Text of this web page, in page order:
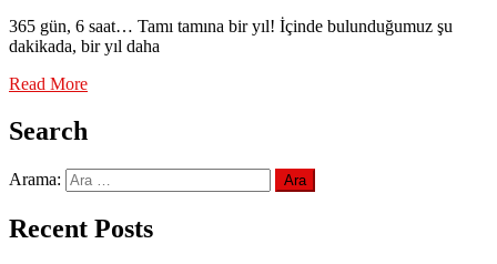
365 gün, 6 saat… Tamı tamına bir yıl! İçinde bulunduğumuz şu
dakikada, bir yıl daha
Read More
Search
Arama:
Recent Posts